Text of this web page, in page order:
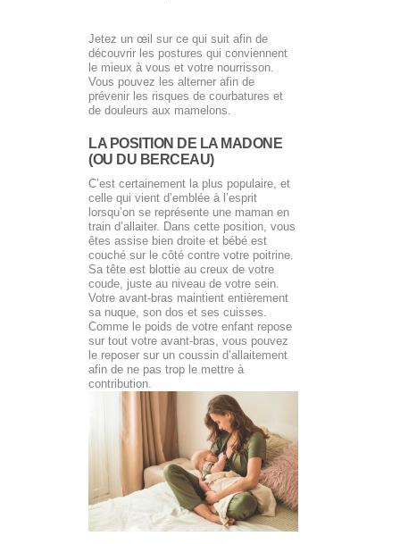
Jetez un œil sur ce qui suit afin de
découvrir les postures qui conviennent
le mieux à vous et votre nourrisson.
Vous pouvez les alterner afin de
prévenir les risques de courbatures et
de douleurs aux mamelons.
LA POSITION DE LA MADONE
(OU DU BERCEAU)
C’est certainement la plus populaire, et
celle qui vient d’emblée à l’esprit
lorsqu’on se représente une maman en
train d’allaiter. Dans cette position, vous
êtes assise bien droite et bébé est
couché sur le côté contre votre poitrine.
Sa tête est blottie au creux de votre
coude, juste au niveau de votre sein.
Votre avant-bras maintient entièrement
sa nuque, son dos et ses cuisses.
Comme le poids de votre enfant repose
sur tout votre avant-bras, vous pouvez
le reposer sur un coussin d’allaitement
afin de ne pas trop le mettre à
contribution.